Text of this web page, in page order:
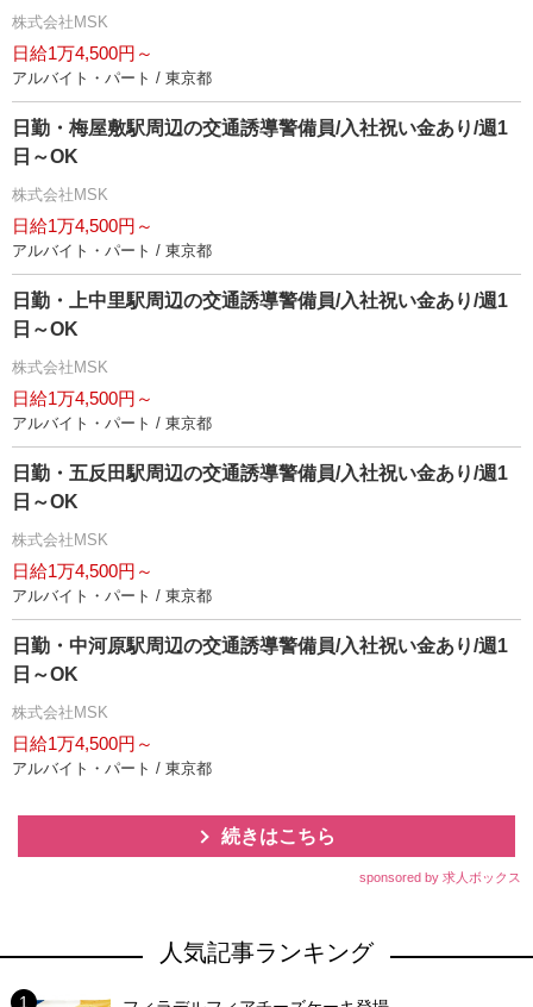
株式会社MSK
日給1万4,500円～
アルバイト・パート / 東京都
日勤・梅屋敷駅周辺の交通誘導警備員/入社祝い金あり/週1
日～OK
株式会社MSK
日給1万4,500円～
アルバイト・パート / 東京都
日勤・上中里駅周辺の交通誘導警備員/入社祝い金あり/週1
日～OK
株式会社MSK
日給1万4,500円～
アルバイト・パート / 東京都
日勤・五反田駅周辺の交通誘導警備員/入社祝い金あり/週1
日～OK
株式会社MSK
日給1万4,500円～
アルバイト・パート / 東京都
日勤・中河原駅周辺の交通誘導警備員/入社祝い金あり/週1
日～OK
株式会社MSK
日給1万4,500円～
アルバイト・パート / 東京都
続きはこちら
sponsored by 求人ボックス
人気記事ランキング